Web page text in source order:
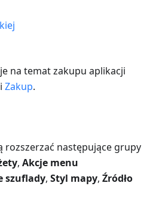
na temat zakupu aplikacji
Zakup.
rozszerzać następujące grupy
, Akcje menu
szuflady, Styl mapy, Źródło